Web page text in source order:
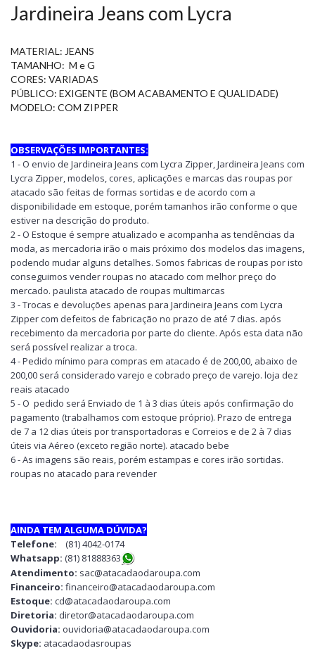
Jardineira Jeans com Lycra
MATERIAL: JEANS
TAMANHO: M e G
CORES: VARIADAS
PÚBLICO: EXIGENTE (BOM ACABAMENTO E QUALIDADE)
MODELO: COM ZIPPER
OBSERVAÇÕES IMPORTANTES:
1 - O envio de Jardineira Jeans com Lycra Zipper, Jardineira Jeans com
Lycra Zipper, modelos, cores, aplicações e marcas das roupas por
atacado são feitas de formas sortidas e de acordo com a
disponibilidade em estoque, porém tamanhos irão conforme o que
estiver na descrição do produto.
2 - O Estoque é sempre atualizado e acompanha as tendências da
moda, as mercadoria irão o mais próximo dos modelos das imagens,
podendo mudar alguns detalhes. Somos fabricas de roupas por isto
conseguimos vender roupas no atacado com melhor preço do
mercado. paulista atacado de roupas multimarcas
3 - Trocas e devoluções apenas para Jardineira Jeans com Lycra
Zipper com defeitos de fabricação no prazo de até 7 dias. após
recebimento da mercadoria por parte do cliente. Após esta data não
será possível realizar a troca.
4 - Pedido mínimo para compras em atacado é de 200,00, abaixo de
200,00 será considerado varejo e cobrado preço de varejo. loja dez
reais atacado
5 - O pedido será Enviado de 1 à 3 dias úteis após confirmação do
pagamento (trabalhamos com estoque próprio). Prazo de entrega
de 7 a 12 dias úteis por transportadoras e Correios e de 2 à 7 dias
úteis via Aéreo (exceto região norte). atacado bebe
6 - As imagens são reais, porém estampas e cores irão sortidas.
roupas no atacado para revender
AINDA TEM ALGUMA DÚVIDA?
Telefone: (81) 4042-0174
Whatsapp: (81) 81888363
Atendimento: sac@atacadaodaroupa.com
Financeiro: financeiro@atacadaodaroupa.com
Estoque: cd@atacadaodaroupa.com
Diretoria: diretor@atacadaodaroupa.com
Ouvidoria: ouvidoria@atacadaodaroupa.com
Skype: atacadaodasroupas